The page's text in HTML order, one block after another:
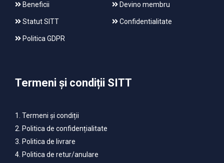
Beneficii Devino membru
Statut SITT Confidentialitate
Politica GDPR
Termeni și condiții SITT
1. Termeni și condiții
2. Politica de confidențialitate
3. Politica de livrare
4. Politica de retur/anulare